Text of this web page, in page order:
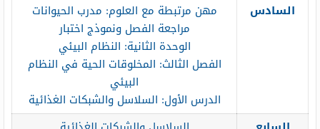
السادس
مهن مرتبطة مع العلوم: مدرب الحيوانات
مراجعة الفصل ونموذج اختبار
الوحدة الثانية: النظام البيئي
الفصل الثالث: المخلوقات الحية في النظام
البيئي
الدرس الأول: السلاسل والشبكات الغذائية